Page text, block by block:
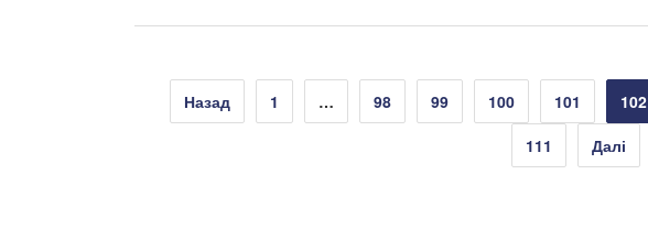
Пагінація
записів
Назад 1 … 98 99 100 101 102
111
Далі